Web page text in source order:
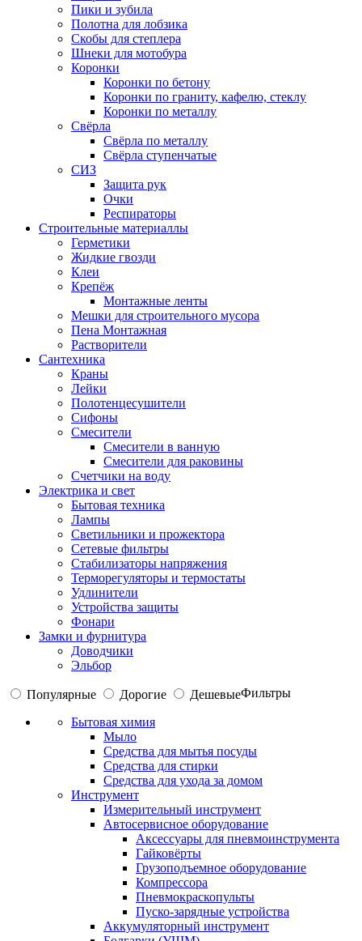
Пики и зубила
Полотна для лобзика
Скобы для степлера
Шнеки для мотобура
Коронки
Коронки по бетону
Коронки по граниту, кафелю, стеклу
Коронки по металлу
Свёрла
Свёрла по металлу
Свёрла ступенчатые
СИЗ
Защита рук
Очки
Респираторы
Строительные материаллы
Герметики
Жидкие гвозди
Клеи
Крепёж
Монтажные ленты
Мешки для строительного мусора
Пена Монтажная
Растворители
Сантехника
Краны
Лейки
Полотенцесушители
Сифоны
Смесители
Смесители в ванную
Смесители для раковины
Счетчики на воду
Электрика и свет
Бытовая техника
Лампы
Светильники и прожектора
Сетевые фильтры
Стабилизаторы напряжения
Терморегуляторы и термостаты
Удлинители
Устройства защиты
Фонари
Замки и фурнитура
Доводчики
Эльбор
Популярные Дорогие ДешевыеФильтры
Бытовая химия
Мыло
Средства для мытья посуды
Средства для стирки
Средства для ухода за домом
Инструмент
Измерительный инструмент
Автосервисное оборудование
Аксессуары для пневмоинструмента
Гайковёрты
Грузоподъемное оборудование
Компрессора
Пневмокраскопульты
Пуско-зарядные устройства
Аккумуляторный инструмент